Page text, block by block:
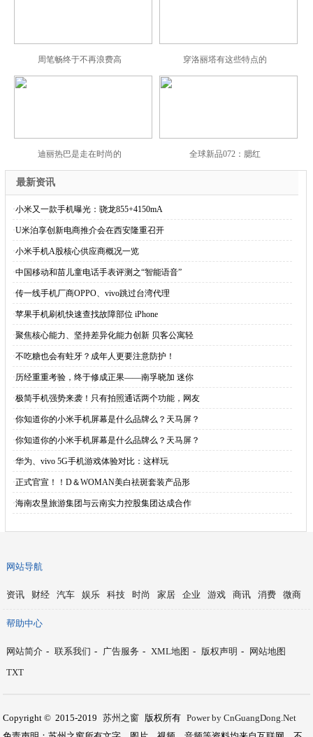
周笔畅终于不再浪费高 穿洛丽塔有这些特点的
迪丽热巴是走在时尚的 全球新品072：腮红
最新资讯
·小米又一款手机曝光：骁龙855+4150mA
·U米泊享创新电商推介会在西安隆重召开
·小米手机A股核心供应商概况一览
·中国移动和苗儿童电话手表评测之“智能语音”
·传一线手机厂商OPPO、vivo跳过台湾代理
·苹果手机刷机快速查找故障部位 iPhone
·聚焦核心能力、坚持差异化能力创新 贝客公寓轻
·不吃糖也会有蛀牙？成年人更要注意防护！
·历经重重考验，终于修成正果——南孚晓加 迷你
·极简手机强势来袭！只有拍照通话两个功能，网友
·你知道你的小米手机屏幕是什么品牌么？天马屏？
·你知道你的小米手机屏幕是什么品牌么？天马屏？
·华为、vivo 5G手机游戏体验对比：这样玩
·正式官宣！！D＆WOMAN美白祛斑套装产品形
·海南农垦旅游集团与云南实力控股集团达成合作
网站导航
资讯 财经 汽车 娱乐 科技 时尚 家居 企业 游戏 商讯 消费 微商
帮助中心
网站简介 - 联系我们 - 广告服务 - XML地图 - 版权声明 -
网站地图
TXT
Copyright © 2015-2019 苏州之窗 版权所有 Power by CnGuangDong.Net